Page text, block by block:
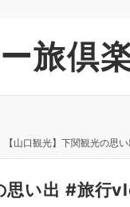
旅倶
【山口観光】下関観光の思
思い出 #旅行